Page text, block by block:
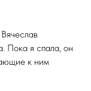
Пока я спала, он
к ним